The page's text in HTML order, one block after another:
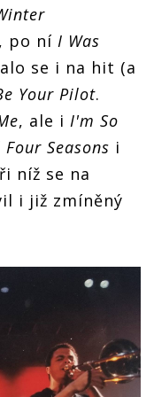
, po ní I Was
se i na hit (a
Your Pilot.
, ale i I'm So
Seasons i
níž se na
i již zmíněný